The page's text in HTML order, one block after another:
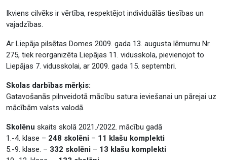
Ikviens cilvēks ir vērtība, respektējot individuālās tiesības un
vajadzības.
Ar Liepāja pilsētas Domes 2009. gada 13. augusta lēmumu Nr.
275, tiek reorganizēta Liepājas 11. vidusskola, pievienojot to
Liepājas 7. vidusskolai, ar 2009. gada 15. septembri.
Skolas darbības mērķis:
Gatavošanās pilnveidotā mācību satura ieviešanai un pārejai uz
mācībām valsts valodā.
Skolēnu skaits skolā 2021./2022. mācību gadā
1.-4. klase – 248 skolēni – 11 klašu komplekti
5.-9. klase. – 332 skolēni – 13 klašu komplekti